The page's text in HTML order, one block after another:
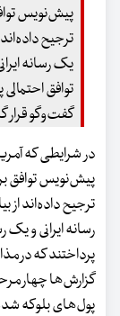
پیش‌نویس
ترجیح
یک رسانه
توافق
گفت‌وگو قرار
در شرایطی که
پیش‌نویس توافق
ترجیح داده‌اند
رسانه ایرانی و یک
پرداختند که در
گزارش‌ها چهار
پول‌های بلوکه